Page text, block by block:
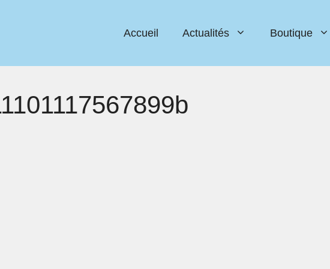
Accueil Actualités Boutique